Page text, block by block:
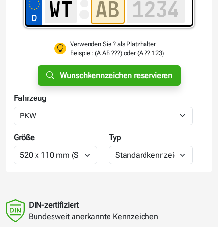
Verwenden Sie ? als Platzhalter
Beispiel: (A AB ???) oder (A ?? 123)
Wunschkennzeichen reservieren
Fahrzeug
Größe Typ
DIN-zertifiziert
Bundesweit anerkannte Kennzeichen